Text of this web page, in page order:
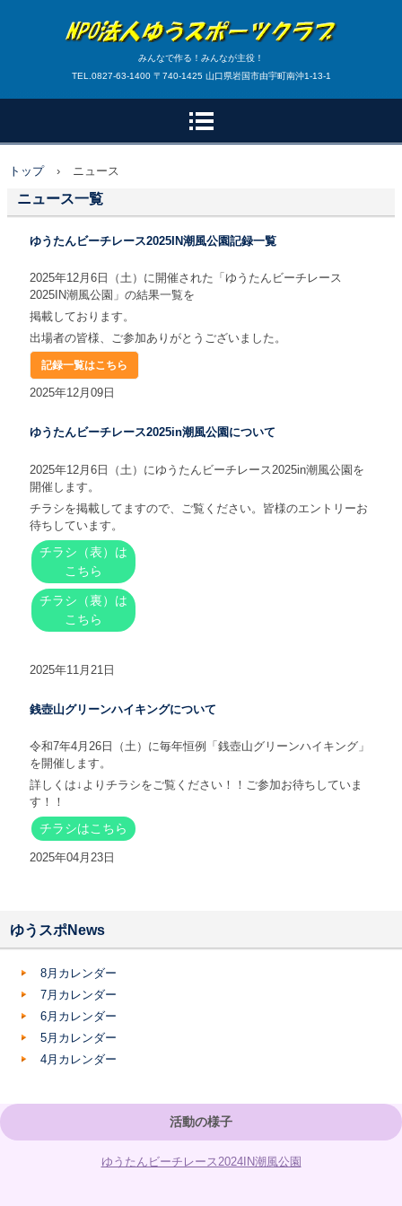
みんなで作る！みんなが主役！
TEL.0827-63-1400 〒740-1425 山口県岩国市由宇町南沖1-13-1
トップ › ニュース
ニュース一覧
ゆうたんビーチレース2025IN潮風公園記録一覧
2025年12月6日（土）に開催された「ゆうたんビーチレース
2025IN潮風公園」の結果一覧を
掲載しております。
出場者の皆様、ご参加ありがとうございました。
記録一覧はこちら
2025年12月09日
ゆうたんビーチレース2025in潮風公園について
2025年12月6日（土）にゆうたんビーチレース2025in潮風公園を
開催します。
チラシを掲載してますので、ご覧ください。皆様のエントリーお
待ちしています。
チラシ（表）は
こちら
チラシ（裏）は
こちら
2025年11月21日
銭壺山グリーンハイキングについて
令和7年4月26日（土）に毎年恒例「銭壺山グリーンハイキング」
を開催します。
詳しくは↓よりチラシをご覧ください！！ご参加お待ちしていま
す！！
チラシはこちら
2025年04月23日
ゆうスポNews
8月カレンダー
7月カレンダー
6月カレンダー
5月カレンダー
4月カレンダー
活動の様子
ゆうたんビーチレース2024IN潮風公園